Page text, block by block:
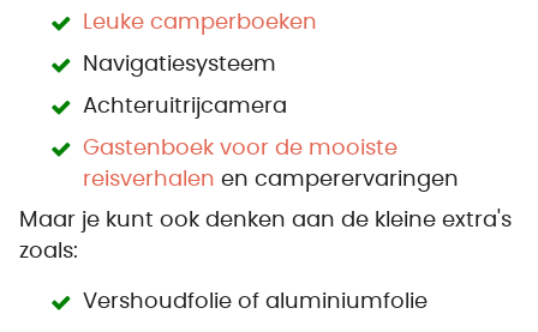
Leuke camperboeken
Navigatiesysteem
Achteruitrijcamera
Gastenboek voor de mooiste
reisverhalen en camperervaringen
Maar je kunt ook denken aan de kleine extra's
zoals:
Vershoudfolie of aluminiumfolie